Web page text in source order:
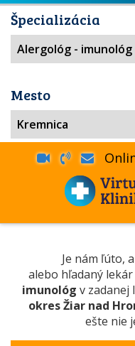
Špecializácia
Mesto
Je nám ľúto,
alebo hľadaný
imunológ v zadanej
okres Žiar nad
ešte nie